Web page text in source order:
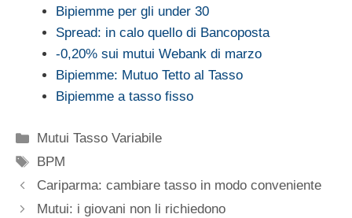
Bipiemme per gli under 30
Spread: in calo quello di Bancoposta
-0,20% sui mutui Webank di marzo
Bipiemme: Mutuo Tetto al Tasso
Bipiemme a tasso fisso
Categorie
Mutui Tasso Variabile
Tag
BPM
Cariparma: cambiare tasso in modo conveniente
Mutui: i giovani non li richiedono